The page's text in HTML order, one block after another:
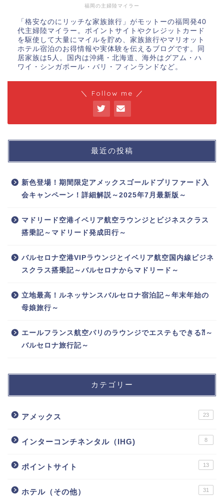
福岡の主婦陸マイラー
「格安なのにリッチな家族旅行」がモットーの福岡発40
代主婦陸マイラー。ポイントサイトやクレジットカード
を駆使して大量にマイルを貯め、家族旅行やマリオット
ホテル宿泊のお得情報や実体験を伝えるブログです。同
居家族は5人。国内は沖縄・北海道、海外はグアム・ハ
ワイ・シンガポール・バリ・フィンランドなど。
＼ Follow me ／
最近の投稿
新色登場！期間限定アメックスゴールドプリファード入
会キャンペーン！詳細解説～2025年7月最新版～
マドリード空港イベリア航空ラウンジとビジネスクラス
搭乗記～マドリード発成田行～
バルセロナ空港VIPラウンジとイベリア航空国内線ビジネ
スクラス搭乗記～バルセロナからマドリード～
立地最高！ルネッサンスバルセロナ宿泊記～年末年始の
母娘旅行～
エールフランス航空パリのラウンジでエステもできる⁈～
バルセロナ旅行記～
カテゴリー
アメックス 23
インターコンチネンタル（IHG) 8
ポイントサイト 13
ホテル（その他） 31